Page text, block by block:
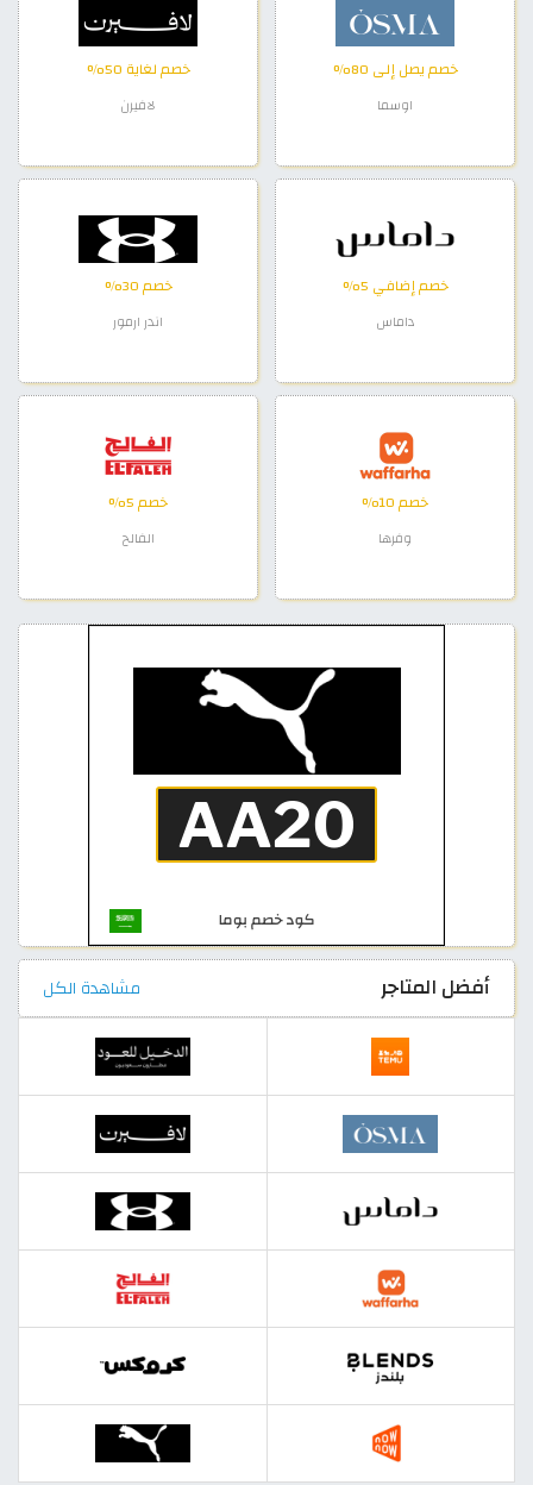
خصم يصل إلى 80%
اوسما
خصم لغاية 50%
لافيرن
خصم إضافي 5%
داماس
خصم 30%
اندر ارمور
خصم 10%
وفرها
خصم 5%
الفالح
أفضل المتاجر مشاهدة الكل